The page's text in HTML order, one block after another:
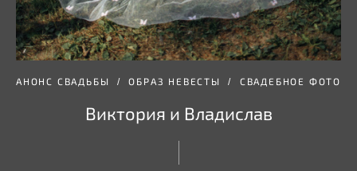
АНОНС СВАДЬБЫ ОБРАЗ НЕВЕСТЫ СВАДЕБНОЕ ФОТО
Виктория и Владислав